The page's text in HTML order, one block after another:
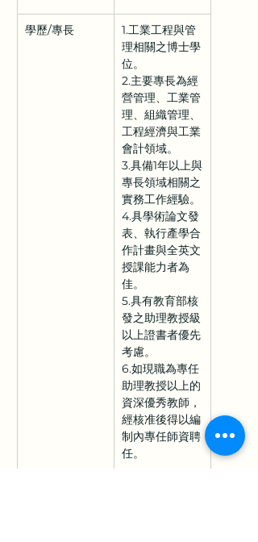
學歷/專長
1.工業工程與管
理相關之博士學
位。
2.主要專長為經
營管理、工業管
理、組織管理、
工程經濟與工業
會計領域。
3.具備1年以上與
專長領域相關之
實務工作經驗。
4.具學術論文發
表、執行產學合
作計畫與全英文
授課能力者為
佳。
5.具有教育部核
發之助理教授級
以上證書者優先
考慮。
6.如現職為專任
助理教授以上的
資深優秀教師，
經核准後得以編
制內專任師資聘
任。